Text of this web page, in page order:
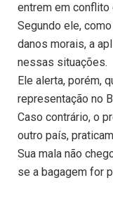
entrem em conflito
Segundo ele,
danos morais, a
nessas situações.
Ele alerta, porém,
representação no
Caso contrário, o
outro país,
Sua mala não
se a bagagem for